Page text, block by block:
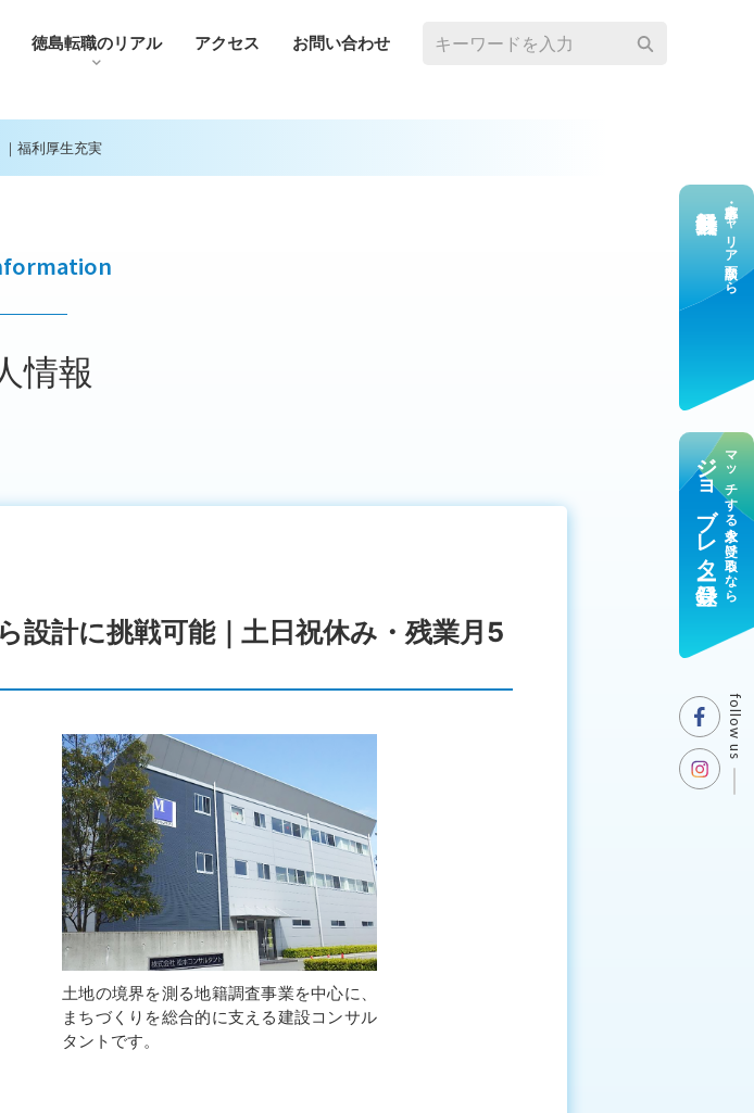
徳島転職のリアル アクセス お問い合わせ
福利厚生充実
情報
設計に挑戦可能｜土日祝休み・残業月5
土地の境界を測る地籍調査事業を中心に、
まちづくりを総合的に支える建設コンサル
タントです。
求⼈応募・キャリア⾯談なら
マッチする求人を受け取るなら
ジョブレター登録
follow us